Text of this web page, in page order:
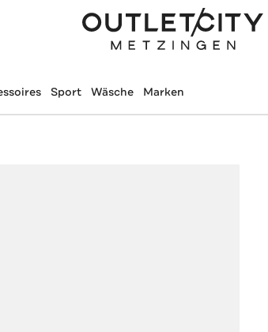
Sport Wäsche Marken